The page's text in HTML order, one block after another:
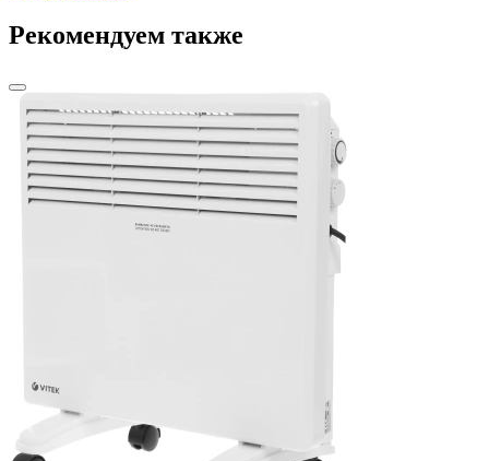
Рекомендуем также